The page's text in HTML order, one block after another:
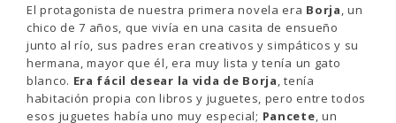
El protagonista de nuestra primera novela era Borja, un
chico de 7 años, que vivía en una casita de ensueño
junto al río, sus padres eran creativos y simpáticos y su
hermana, mayor que él, era muy lista y tenía un gato
blanco. Era fácil desear la vida de Borja, tenía
habitación propia con libros y juguetes, pero entre todos
esos juguetes había uno muy especial; Pancete, un